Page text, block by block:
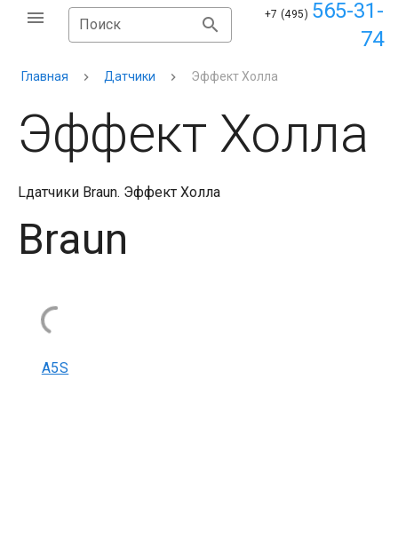
Поиск
+7 (495) 565-31-
74
Главная Датчики Эффект Холла
Эффект Холла
Lдатчики Braun. Эффект Холла
Braun
A5S